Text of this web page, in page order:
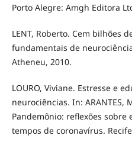
Porto Alegre: Amgh Editora
LENT, Roberto. Cem bilhões
fundamentais de
Atheneu, 2010.
LOURO, Viviane. Estresse e
neurociências. In: ARANTES,
Pandemônio: reflexões sobre
tempos de coronavírus.